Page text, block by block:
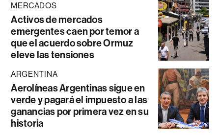
MERCADOS
Activos de mercados
emergentes caen por temor a
que el acuerdo sobre Ormuz
eleve las tensiones
ARGENTINA
Aerolíneas Argentinas sigue en
verde y pagará el impuesto a las
ganancias por primera vez en su
historia